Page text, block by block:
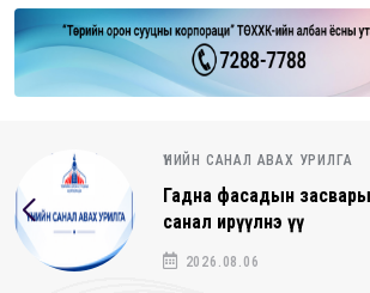
ҮНИЙН САНАЛ АВАХ УРИЛГА
Гадна фасадын
санал ирүүлнэ үү
2026.08.06